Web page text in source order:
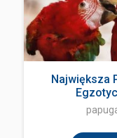
Największa